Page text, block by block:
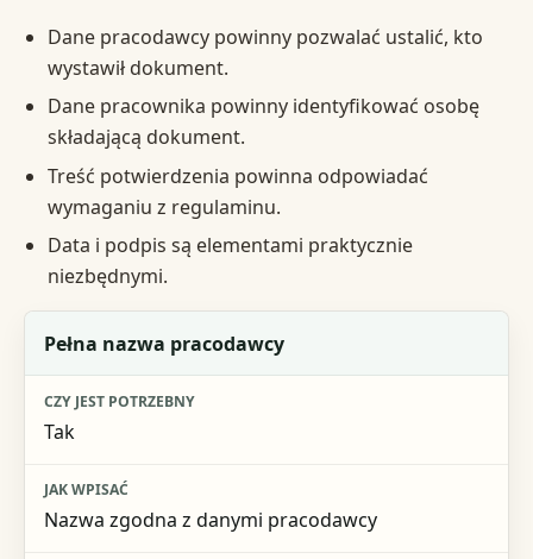
Dane pracodawcy powinny pozwalać ustalić, kto
wystawił dokument.
Dane pracownika powinny identyfikować osobę
składającą dokument.
Treść potwierdzenia powinna odpowiadać
wymaganiu z regulaminu.
Data i podpis są elementami praktycznie
niezbędnymi.
Element
Czy jest potrzebny
Pełna nazwa pracodawcy
Tak
Nazwa zgodna z danymi pracodawcy